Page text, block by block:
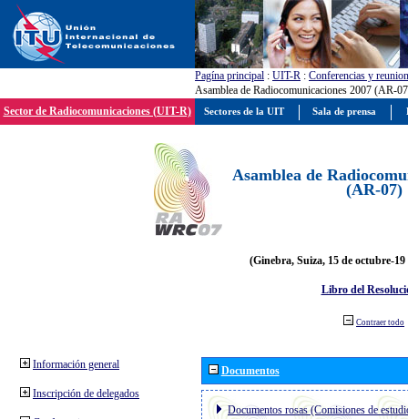
Pagína principal : UIT-R : Conferencias y
Asamblea de Radiocomunicaciones 2007 (AR-
Sector de Radiocomunicaciones (UIT-R)
Asamblea de
(AR-07)
(Ginebra, Suiza, 15 de octubre-19
Libro del
Contraer todo
Información general
Inscripción de delegados
Documentos
Documentos rosas (Comisiones de
Sectores de la UIT Sala de prensa